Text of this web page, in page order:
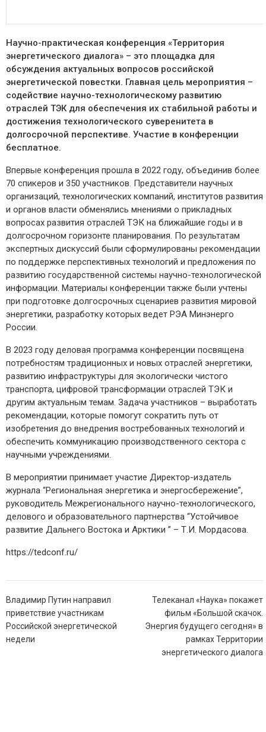
Научно-практическая конференция «Территория
энергетического диалога» – это площадка для
обсуждения актуальных вопросов российской
энергетической повестки. Главная цель мероприятия –
содействие научно-технологическому развитию
отраслей ТЭК для обеспечения их стабильной работы и
достижения технологического суверенитета в
долгосрочной перспективе. Участие в конференции
бесплатное.
Впервые конференция прошла в 2022 году, объединив более
70 спикеров и 350 участников. Представители научных
организаций, технологических компаний, институтов развития
и органов власти обменялись мнениями о прикладных
вопросах развития отраслей ТЭК на ближайшие годы и в
долгосрочном горизонте планирования. По результатам
экспертных дискуссий были сформулированы рекомендации
по поддержке перспективных технологий и предложения по
развитию государственной системы научно-технологической
информации. Материалы конференции также были учтены
при подготовке долгосрочных сценариев развития мировой
энергетики, разработку которых ведет РЭА Минэнерго
России.
В 2023 году деловая программа конференции посвящена
потребностям традиционных и новых отраслей энергетики,
развитию инфраструктуры для экологически чистого
транспорта, цифровой трансформации отраслей ТЭК и
другим актуальным темам. Задача участников – выработать
рекомендации, которые помогут сократить путь от
изобретения до внедрения востребованных технологий и
обеспечить коммуникацию производственного сектора с
научными учреждениями.
В мероприятии принимает участие Директор-издатель
журнала “Региональная энергетика и энергосбережение”,
руководитель Межрегионального научно-технологического,
делового и образовательного партнерства “Устойчивое
развитие Дальнего Востока и Арктики ” – Т.И. Мордасова.
https://tedconf.ru/
Навигация
по
записям
Владимир Путин направил
приветствие участникам
Российской энергетической
недели
Телеканал «Наука» покажет
фильм «Большой скачок.
Энергия будущего сегодня» в
рамках Территории
энергетического диалога